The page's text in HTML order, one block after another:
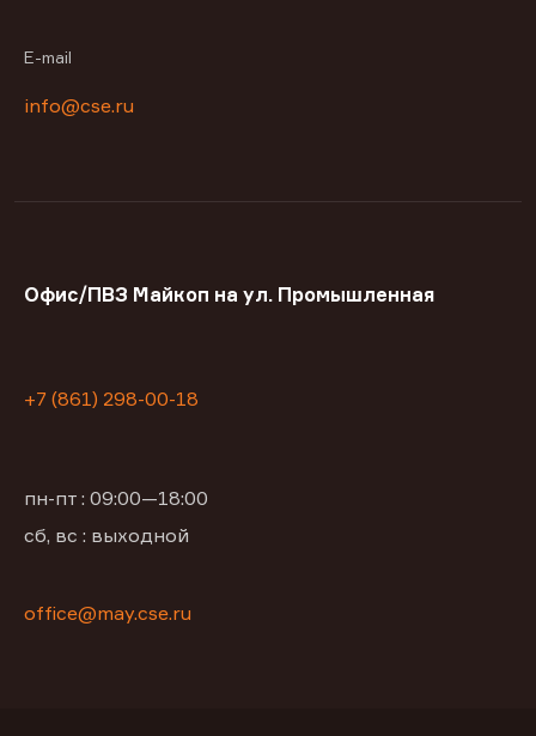
E-mail
info@cse.ru
Офис/ПВЗ Майкоп на ул. Промышленная
+7 (861) 298-00-18
пн-пт : 09:00—18:00
сб, вс : выходной
office@may.cse.ru